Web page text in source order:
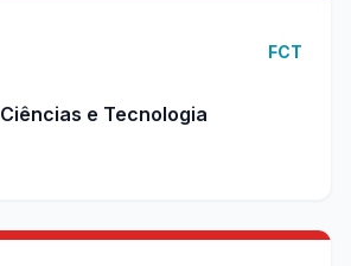
FCT
e Tecnologia